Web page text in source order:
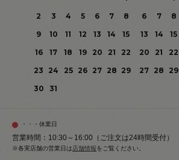
2
3 4 5 6 7
8
9
10 11 12 13 14
15
16
17 18 19 20 21
22
23
24 25 26 27 28 29
30
31
6
7 8
13
14 15
20
21 22
27 28 29
・・・休業日
営業時間：10:30～16:00（ご注文は24時間受付）
※各実店舗の営業日は 店舗情報をご覧ください。